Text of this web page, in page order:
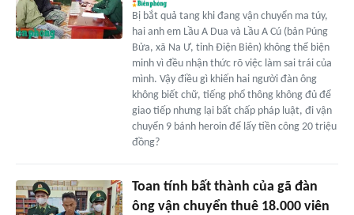
Bị bắt quả tang khi đang vận chuyển ma túy,
hai anh em Lầu A Dua và Lầu A Cú (bản Púng
Bửa, xã Na Ư, tỉnh Điện Biên) không thể biện
minh vì đều nhận thức rõ việc làm sai trái của
mình. Vậy điều gì khiến hai người đàn ông
không biết chữ, tiếng phổ thông không đủ để
giao tiếp nhưng lại bất chấp pháp luật, đi vận
chuyển 9 bánh heroin để lấy tiền công 20 triệu
đồng?
Toan tính bất thành của gã đàn
ông vận chuyển thuê 18.000 viên